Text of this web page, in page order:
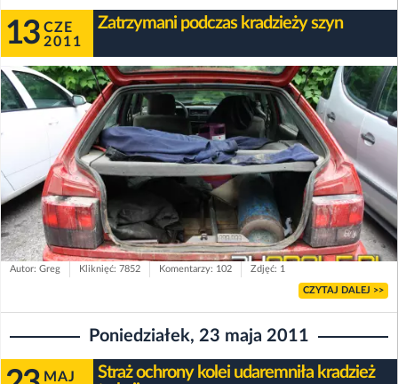
13 CZE
2011
Zatrzymani podczas kradzieży szyn
Autor: Greg Kliknięć: 7852 Komentarzy: 102 Zdjęć: 1
CZYTAJ DALEJ >>
Poniedziałek, 23 maja 2011
MAJ
Straż ochrony kolei udaremniła kradzież